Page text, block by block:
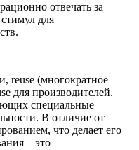
отвечать за
для
reuse (многократное
для производителей.
специальные
В отличие от
что делает его
– это